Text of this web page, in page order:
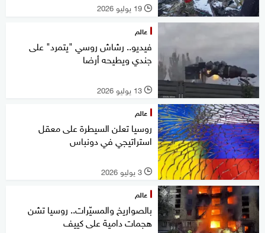
l 19 يوليو 2026
عالم
فيديو.. رشاش روسي "يتمرد" على
جندي ويطيحه أرضا
l 13 يوليو 2026
عالم
روسيا تعلن السيطرة على معقل
استراتيجي في دونباس
l 3 يوليو 2026
عالم
بالصواريخ والمسيّرات.. روسيا تشن
هجمات دامية على كييف